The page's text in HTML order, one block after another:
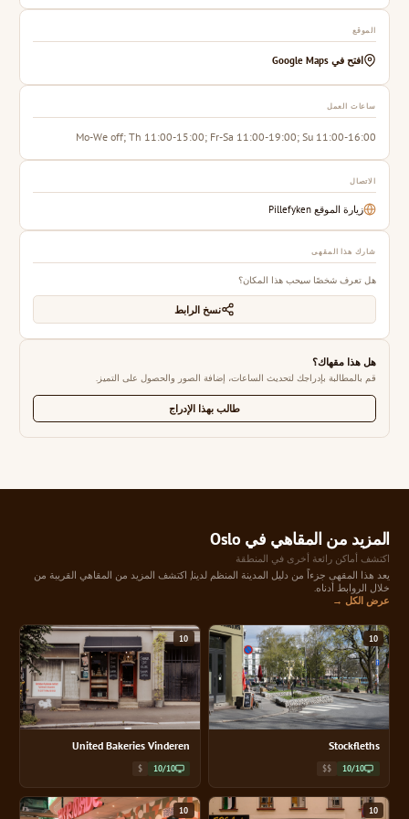
الموقع
افتح في Google Maps
ساعات العمل
Mo-We off; Th 11:00-15:00; Fr-Sa 11:00-19:00; Su 11:00-16:00
الاتصال
زيارة الموقع Pillefyken
شارك هذا المقهى
هل تعرف شخصًا سيحب هذا المكان؟
نسخ الرابط
هل هذا مقهاك؟
قم بالمطالبة بإدراجك لتحديث الساعات، إضافة الصور والحصول على التميز.
طالب بهذا الإدراج
المزيد من المقاهي في Oslo
اكتشف أماكن رائعة أخرى في المنطقة
يعد هذا المقهى جزءاً من دليل المدينة المنظم لدينا, اكتشف المزيد من المقاهي القريبة من
خلال الروابط أدناه.
عرض الكل →
10
Stockfleths
10/10
$$
10
United Bakeries Vinderen
10/10
$
10
10